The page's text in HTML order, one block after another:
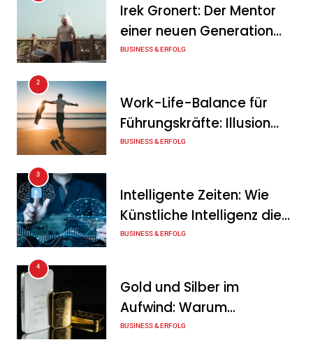
Irek Gronert: Der Mentor
einer neuen Generation
von Unternehmern
BUSINESS & ERFOLG
2
Work-Life-Balance für
Führungskräfte: Illusion
oder echte Chance?
BUSINESS & ERFOLG
3
Intelligente Zeiten: Wie
Künstliche Intelligenz die
Geschäftswelt verändert
BUSINESS & ERFOLG
4
Gold und Silber im
Aufwind: Warum
Edelmetalle als sicherer
BUSINESS & ERFOLG